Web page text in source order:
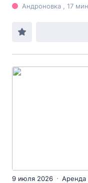
Андроновка , 17
9 июля 2026 Аренда